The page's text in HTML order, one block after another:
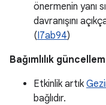
önermenin yanı
davranışını
(I7ab94)
Bağımlılık
Etkinlik artık
bağlıdır.